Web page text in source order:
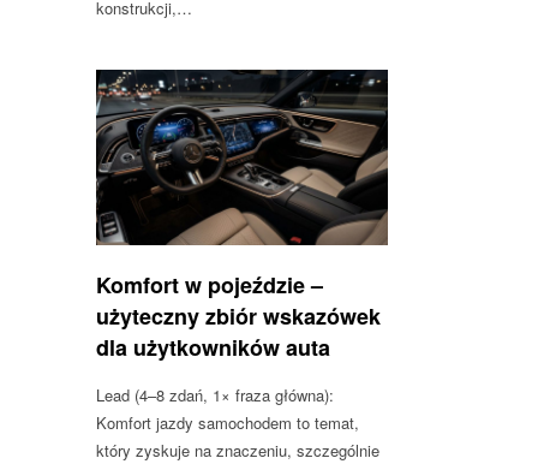
konstrukcji,…
Komfort w pojeździe –
użyteczny zbiór wskazówek
dla użytkowników auta
Lead (4–8 zdań, 1× fraza główna):
Komfort jazdy samochodem to temat,
który zyskuje na znaczeniu, szczególnie